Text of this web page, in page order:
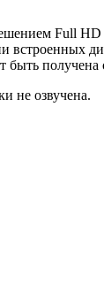
Full
встроенных
быть
не озвучена.